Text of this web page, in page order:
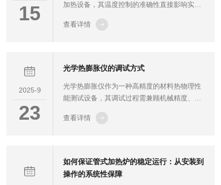
擦拭炉体表面，去除灰尘和污渍。对于顽固污
接...
15
加热设备，其温度控制的准确性直接影响实验
电炉性能稳定的关键环节。首先，需要考虑电
3-6个月进行一次校准。频繁的使用会导致加
准可以及时发现并纠正这些变化。对于使用频
率较低的电炉，比如每周只使用几次，校准周
用领域对校准周期有重要影响。在科研...
查看详情
2025-9
23
光学热膨胀仪的调试方式
光学热膨胀仪作为一种高精度的材料热物理性
能测试设备，其调试过程需兼顾机械精度、光
的调试流程及关键技术要点：一、基础环境与
源(如离心机)和强电磁干扰区域。确保工作台
面水平度优于0.1mm/m，必要时使用精密水平
查看详情
如何保证管式加热炉的稳定运行：从安装到
操作的系统性保障